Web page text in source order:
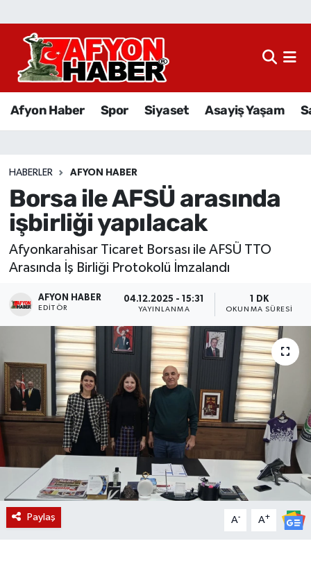
Afyon Haber Spor Siyaset Asayiş Yaşam
HABERLER AFYON HABER
Borsa ile AFSÜ arasında
işbirliği yapılacak
Afyonkarahisar Ticaret Borsası ile AFSÜ TTO
Arasında İş Birliği Protokolü İmzalandı
AFYON HABER
EDITÖR
04.12.2025 - 15:31
YAYINLANMA
1 DK
OKUNMA SÜRESI
Paylaş A- A+
Afyon Haber
Sağlık
Eğitim
Sivil Toplum
Ekonomi
Magazin
Etkinlikler